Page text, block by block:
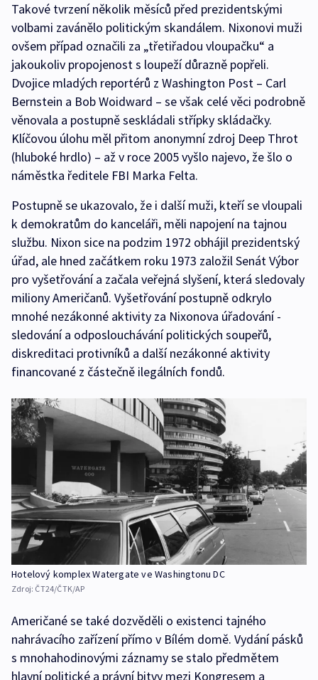
Takové tvrzení několik měsíců před prezidentskými
volbami zavánělo politickým skandálem. Nixonovi muži
ovšem případ označili za „třetiřadou vloupačku“ a
jakoukoliv propojenost s loupeží důrazně popřeli.
Dvojice mladých reportérů z Washington Post – Carl
Bernstein a Bob Woidward – se však celé věci podrobně
věnovala a postupně seskládali střípky skládačky.
Klíčovou úlohu měl přitom anonymní zdroj Deep Throt
(hluboké hrdlo) – až v roce 2005 vyšlo najevo, že šlo o
náměstka ředitele FBI Marka Felta.
Postupně se ukazovalo, že i další muži, kteří se vloupali
k demokratům do kanceláři, měli napojení na tajnou
službu. Nixon sice na podzim 1972 obhájil prezidentský
úřad, ale hned začátkem roku 1973 založil Senát Výbor
pro vyšetřování a začala veřejná slyšení, která sledovaly
miliony Američanů. Vyšetřování postupně odkrylo
mnohé nezákonné aktivity za Nixonova úřadování -
sledování a odposlouchávání politických soupeřů,
diskreditaci protivníků a další nezákonné aktivity
financované z částečně ilegálních fondů.
Hotelový komplex Watergate ve Washingtonu DC
Zdroj: ČT24/ČTK/AP
Američané se také dozvěděli o existenci tajného
nahrávacího zařízení přímo v Bílém domě. Vydání pásků
s mnohahodinovými záznamy se stalo předmětem
hlavní politické a právní bitvy mezi Kongresem a